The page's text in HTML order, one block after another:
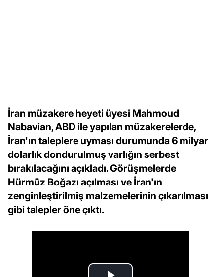
İran müzakere heyeti üyesi Mahmoud
Nabavian, ABD ile yapılan müzakerelerde,
İran'ın taleplere uyması durumunda 6 milyar
dolarlık dondurulmuş varlığın serbest
bırakılacağını açıkladı. Görüşmelerde
Hürmüz Boğazı açılması ve İran'ın
zenginleştirilmiş malzemelerinin çıkarılması
gibi talepler öne çıktı.